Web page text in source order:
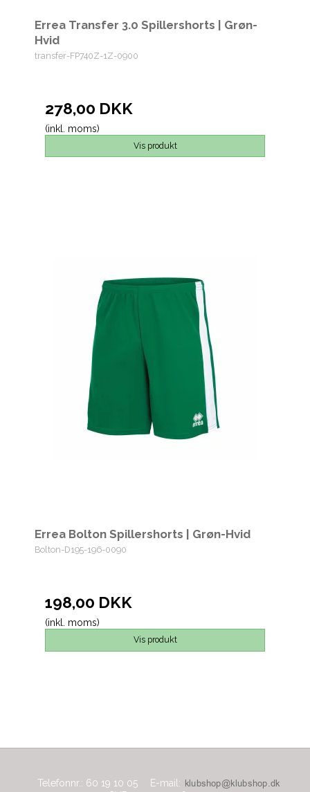
Errea Transfer 3.0 Spillershorts | Grøn-
Hvid
transfer-FP740Z-1Z-0900
278,00 DKK
(inkl. moms)
Vis produkt
Errea Bolton Spillershorts | Grøn-Hvid
Bolton-D195-196-0090
198,00 DKK
(inkl. moms)
Vis produkt
Telefonnr.: 60 19 10 05 E-mail: